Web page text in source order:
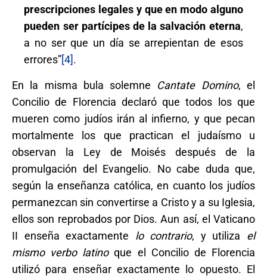
prescripciones legales y que en modo alguno
pueden ser partícipes de la salvación eterna,
a no ser que un día se arrepientan de esos
errores”[4].
En la misma bula solemne Cantate Domino, el
Concilio de Florencia declaró que todos los que
mueren como judíos irán al infierno, y que pecan
mortalmente los que practican el judaísmo u
observan la Ley de Moisés después de la
promulgación del Evangelio. No cabe duda que,
según la enseñanza católica, en cuanto los judíos
permanezcan sin convertirse a Cristo y a su Iglesia,
ellos son reprobados por Dios. Aun así, el Vaticano
II enseña exactamente lo contrario, y utiliza el
mismo verbo latinoque el Concilio de Florencia
utilizó para enseñar exactamente lo opuesto. El